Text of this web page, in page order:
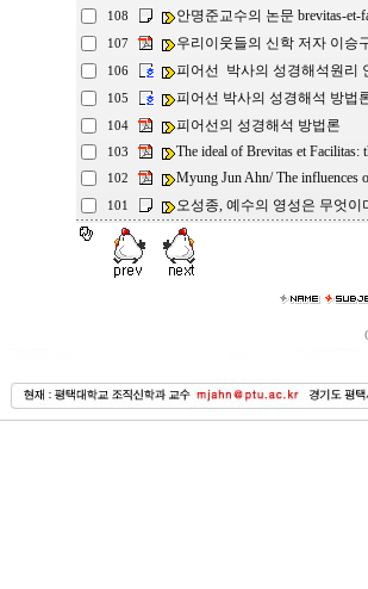
108 안명준교수의 논문 brevitas-et-
107 우리이웃들의 신학 저자 이승
106 피어선 박사의 성경해석원리
105 피어선 박사의 성경해석 방법
104 피어선의 성경해석 방법론
103 The ideal of Brevitas et Facilitas:
102 Myung Jun Ahn/ The influences
101 오성종, 예수의 영성은 무엇이